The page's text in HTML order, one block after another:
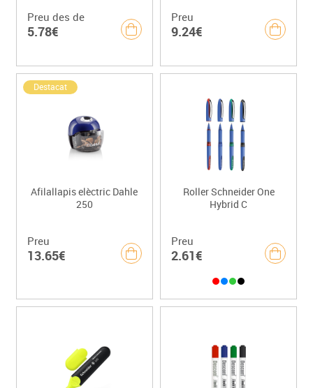
Preu des de
5.78€
Preu
9.24€
Destacat
Afilallapis elèctric Dahle
250
Preu
13.65€
Roller Schneider One
Hybrid C
Preu
2.61€